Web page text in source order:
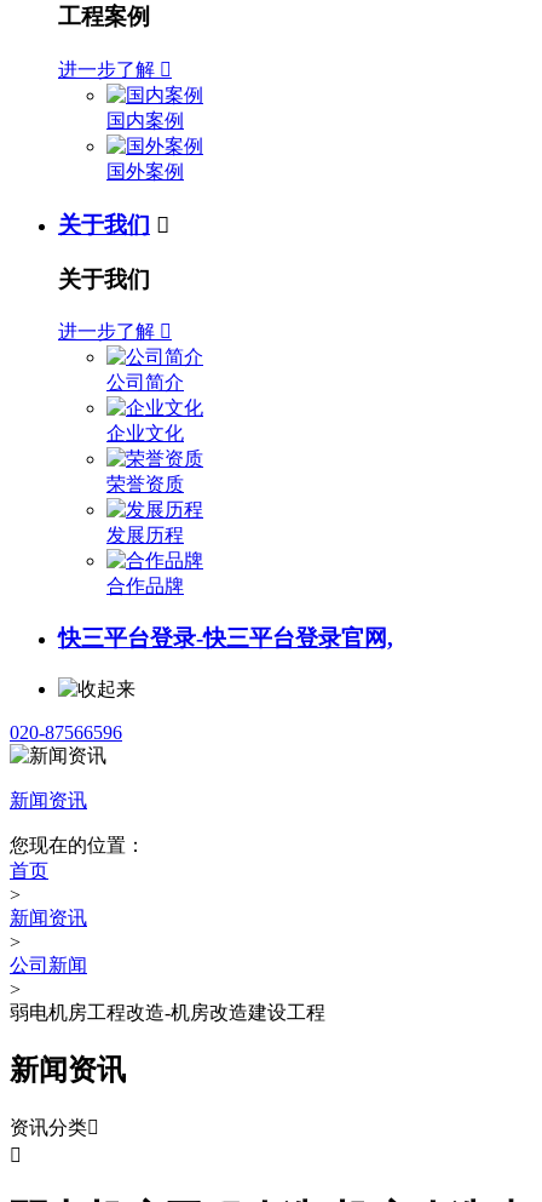
工程案例
进一步了解 
国内案例
国外案例
关于我们 
关于我们
进一步了解 
公司简介
企业文化
荣誉资质
发展历程
合作品牌
快三平台登录-快三平台登录官网,
020-87566596
新闻资讯
您现在的位置：
首页
>
新闻资讯
>
公司新闻
>
弱电机房工程改造-机房改造建设工程
新闻资讯
资讯分类
